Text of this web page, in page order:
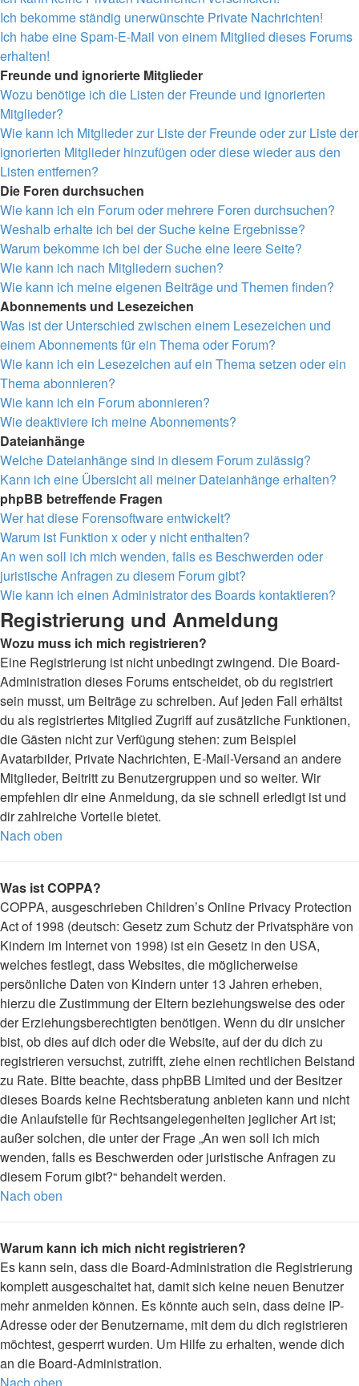
Ich bekomme ständig unerwünschte Private Nachrichten!
Ich habe eine Spam-E-Mail von einem Mitglied dieses Forums
erhalten!
Freunde und ignorierte Mitglieder
Wozu benötige ich die Listen der Freunde und ignorierten
Mitglieder?
Wie kann ich Mitglieder zur Liste der Freunde oder zur Liste der
ignorierten Mitglieder hinzufügen oder diese wieder aus den
Listen entfernen?
Die Foren durchsuchen
Wie kann ich ein Forum oder mehrere Foren durchsuchen?
Weshalb erhalte ich bei der Suche keine Ergebnisse?
Warum bekomme ich bei der Suche eine leere Seite?
Wie kann ich nach Mitgliedern suchen?
Wie kann ich meine eigenen Beiträge und Themen finden?
Abonnements und Lesezeichen
Was ist der Unterschied zwischen einem Lesezeichen und
einem Abonnements für ein Thema oder Forum?
Wie kann ich ein Lesezeichen auf ein Thema setzen oder ein
Thema abonnieren?
Wie kann ich ein Forum abonnieren?
Wie deaktiviere ich meine Abonnements?
Dateianhänge
Welche Dateianhänge sind in diesem Forum zulässig?
Kann ich eine Übersicht all meiner Dateianhänge erhalten?
phpBB betreffende Fragen
Wer hat diese Forensoftware entwickelt?
Warum ist Funktion x oder y nicht enthalten?
An wen soll ich mich wenden, falls es Beschwerden oder
juristische Anfragen zu diesem Forum gibt?
Wie kann ich einen Administrator des Boards kontaktieren?
Registrierung und Anmeldung
Wozu muss ich mich registrieren?
Eine Registrierung ist nicht unbedingt zwingend. Die Board-
Administration dieses Forums entscheidet, ob du registriert
sein musst, um Beiträge zu schreiben. Auf jeden Fall erhältst
du als registriertes Mitglied Zugriff auf zusätzliche Funktionen,
die Gästen nicht zur Verfügung stehen: zum Beispiel
Avatarbilder, Private Nachrichten, E-Mail-Versand an andere
Mitglieder, Beitritt zu Benutzergruppen und so weiter. Wir
empfehlen dir eine Anmeldung, da sie schnell erledigt ist und
dir zahlreiche Vorteile bietet.
Nach oben
Was ist COPPA?
COPPA, ausgeschrieben Children’s Online Privacy Protection
Act of 1998 (deutsch: Gesetz zum Schutz der Privatsphäre von
Kindern im Internet von 1998) ist ein Gesetz in den USA,
welches festlegt, dass Websites, die möglicherweise
persönliche Daten von Kindern unter 13 Jahren erheben,
hierzu die Zustimmung der Eltern beziehungsweise des oder
der Erziehungsberechtigten benötigen. Wenn du dir unsicher
bist, ob dies auf dich oder die Website, auf der du dich zu
registrieren versuchst, zutrifft, ziehe einen rechtlichen Beistand
zu Rate. Bitte beachte, dass phpBB Limited und der Besitzer
dieses Boards keine Rechtsberatung anbieten kann und nicht
die Anlaufstelle für Rechtsangelegenheiten jeglicher Art ist;
außer solchen, die unter der Frage „An wen soll ich mich
wenden, falls es Beschwerden oder juristische Anfragen zu
diesem Forum gibt?“ behandelt werden.
Nach oben
Warum kann ich mich nicht registrieren?
Es kann sein, dass die Board-Administration die Registrierung
komplett ausgeschaltet hat, damit sich keine neuen Benutzer
mehr anmelden können. Es könnte auch sein, dass deine IP-
Adresse oder der Benutzername, mit dem du dich registrieren
möchtest, gesperrt wurden. Um Hilfe zu erhalten, wende dich
an die Board-Administration.